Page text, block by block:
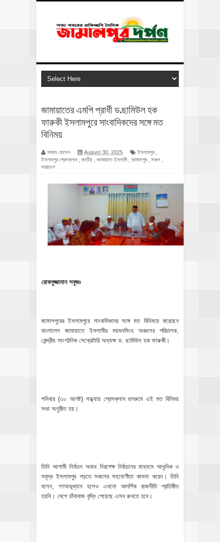
জামায়াতের এমপি প্রার্ধী ড.ছামিউল হক
ফারুকী ইসলামপুরে সাংবাদিকদের সঙ্গে মত
বিনিময়
সাদ্দাম হোসেন August 30, 2025 ইসলামপুর
ইসলামপুর প্রেসক্লাব
জাতীয় জামায়াতে ইসলামী জামালপুর সকল
সারাদেশ
রোকনুজ্জামান সবুজঃ
জামালপুরের ইসলামপুরে সাংবাদিকদের সঙ্গে মত বিনিময়ে করেছেন
বাংলাদেশ জামায়াতে ইসলামীর ময়মনসিংহ অঞ্চলের পরিচালক,
কেন্দ্রীয় সাংগঠনিক সেক্রেটারি অধ্যক্ষ ড. ছামিউল হক ফারুকী।
শনিবার (৩০ আগষ্ট) সন্ধ্যায় প্রেসক্লাব হলরুমে এই মত বিনিময়
সভা অনুষ্ঠিত হয়।
তিনি আগামী নির্বাচন অবাধ নিরপেক্ষ নির্বাচনের মাধ্যমে আধুনিক ও
সমৃদ্ধ ইসলামপুর গড়তে সকলের সহযোগীতা কামনা করেন। তিনি
বলেন, গণঅভূথ্যান হলেও এখনো আদর্শিক রাজনীতি প্রতিষ্ঠিত
হয়নি। দেশে চাঁদাবাজ বৃদ্ধি পেয়েছে এসব রুখতে হবে।